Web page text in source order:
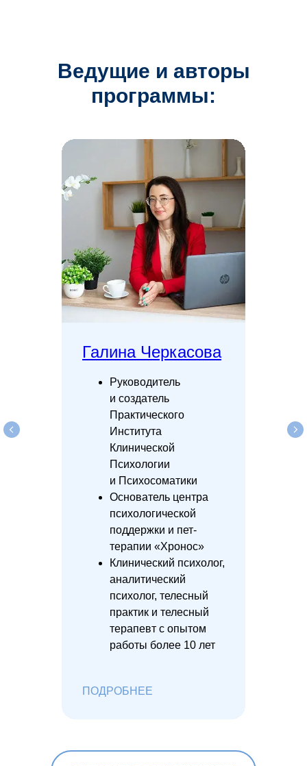
Ведущие и авторы
программы:
Галина Черкасова
Руководитель
и создатель
Практического
Института
Клинической
Психологии
и Психосоматики
Основатель центра
психологической
поддержки и пет-
терапии «Хронос»
Клинический психолог,
аналитический
психолог, телесный
практик и телесный
терапевт с опытом
работы более 10 лет
ПОДРОБНЕЕ